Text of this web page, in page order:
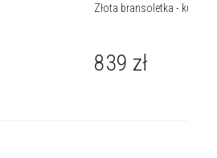
Złota bransoletka - kulki
839 zł